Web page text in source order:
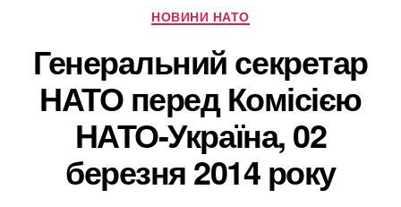
Новини
про
НАТО
в
Україні
Категорії
НОВИНИ НАТО
Генеральний секретар
НАТО перед Комісією
НАТО-Україна, 02
березня 2014 року